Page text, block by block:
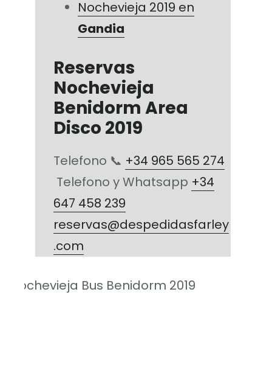
Nochevieja 2019 en
Gandia
Reservas
Nochevieja
Benidorm Area
Disco 2019
Telefono 📞 +34 965 565 274
Telefono y Whatsapp +34
647 458 239
reservas@despedidasfarley
.com